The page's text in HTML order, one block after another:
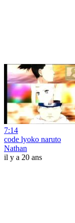
7:14
code lyoko naruto
Nathan
il y a 20 ans